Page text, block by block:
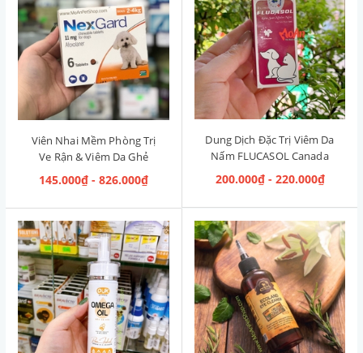
Viên Nhai Mềm Phòng Trị
Ve Rận & Viêm Da Ghẻ
NexGard Pháp (2kg-4kg)
145.000₫ - 826.000₫
Dung Dịch Đặc Trị Viêm Da
Nấm FLUCASOL Canada
5ml
200.000₫ - 220.000₫